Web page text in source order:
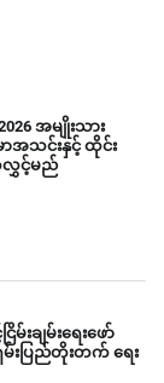
အမျိုးသား
အသင်းနှင့် ထိုင်း
င့်မည်
းချမ်းရေးဖော်
းပြည်တိုးတက် ရေး